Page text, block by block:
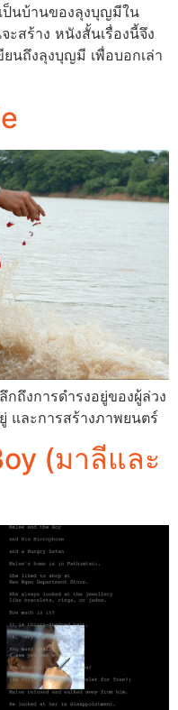
ป็นบ้านของลุงบุญมีใน
สร้าง หนังสั้นเรื่องนี้จึง
นถึงลุงบุญมี เพื่อบอกเล่า
ถึงการดำรงอยู่ของผู้ล่วง
และการสร้างภาพยนตร์
(มาลีและ